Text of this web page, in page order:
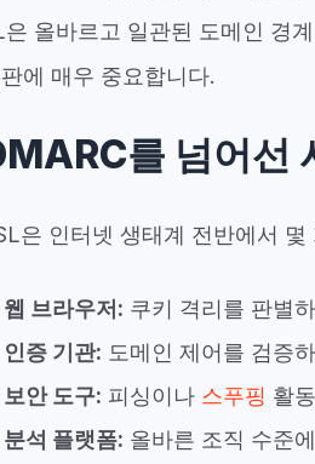
은 올바르고 일관된 도메인 경
에 매우 중요합니다.
를 넘어선
은 인터넷 생태계 전반에서
웹 브라우저: 쿠키 격리를 판별
인증 기관: 도메인 제어를 검증
보안 도구: 피싱이나 스푸핑 활
분석 플랫폼: 올바른 조직 수준